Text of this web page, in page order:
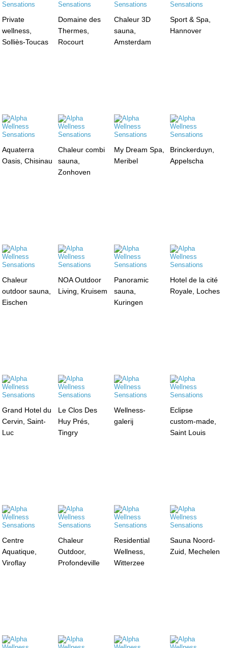
Private
wellness,
Solliès-Toucas
Domaine des
Thermes,
Rocourt
Chaleur 3D
sauna,
Amsterdam
Sport & Spa,
Hannover
Aquaterra
Oasis, Chisinau
Chaleur combi
sauna,
Zonhoven
My Dream Spa,
Meribel
Brinckerduyn,
Appelscha
Chaleur
outdoor sauna,
Eischen
NOA Outdoor
Living, Kruisem
Panoramic
sauna,
Kuringen
Hotel de la cité
Royale, Loches
Grand Hotel du
Cervin, Saint-
Luc
Le Clos Des
Huy Prés,
Tingry
Wellness-
galerij
Eclipse
custom-made,
Saint Louis
Centre
Aquatique,
Viroflay
Chaleur
Outdoor,
Profondeville
Residential
Wellness,
Witterzee
Sauna Noord-
Zuid, Mechelen